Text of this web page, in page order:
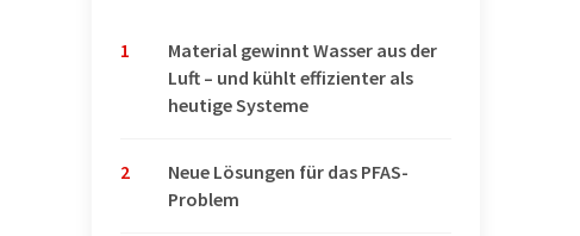
1
Material gewinnt Wasser aus der
Luft – und kühlt effizienter als
heutige Systeme
2
Neue Lösungen für das PFAS-
Problem